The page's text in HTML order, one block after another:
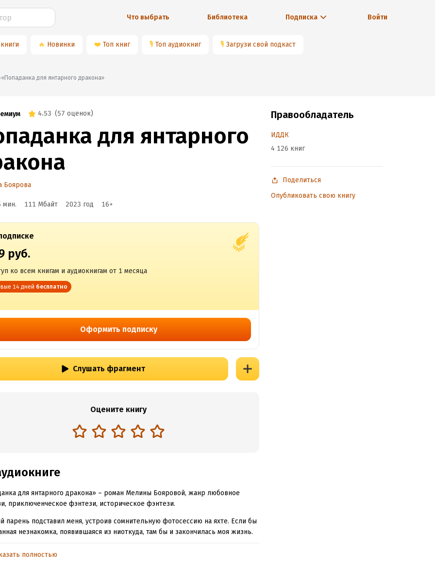
Что выбрать Библиотека Подписка Войти
🔥 Новинки ❤️ Топ книг 🎙 Топ аудиокниг 🎙 Загрузи свой подкаст
📚«Попаданка для янтарного дракона»
4.53 (57 оценок)
для янтарного
Боярова
мин. 111 Мбайт 2023 год 16+
руб.
ко всем книгам и аудиокнигам от 1 месяца
14 дней бесплатно
Оформить подписку
Слушать фрагмент
Оцените книгу
для янтарного дракона» – роман Мелины Бояровой, жанр любовное
приключенческое фэнтези, историческое фэнтези.
парень подставил меня, устроив сомнительную фотосессию на яхте. Если бы
незнакомка, появившаяся из ниоткуда, там бы и закончилась моя жизнь.
князя. Молодого и красивого янтарного дракона, и к тому же жуткого
полностью
Правообладатель
ИДДК
4 126 книг
Поделиться
Опубликовать свою книгу